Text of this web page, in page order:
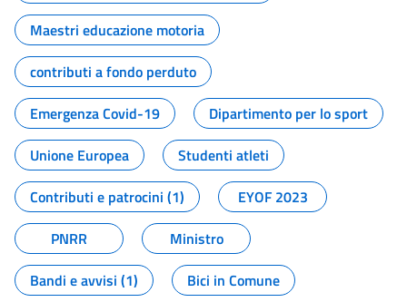
Maestri educazione motoria
contributi a fondo perduto
Emergenza Covid-19
Dipartimento per lo sport
Unione Europea
Studenti atleti
Contributi e patrocini (1)
EYOF 2023
PNRR
Ministro
Bandi e avvisi (1)
Bici in Comune